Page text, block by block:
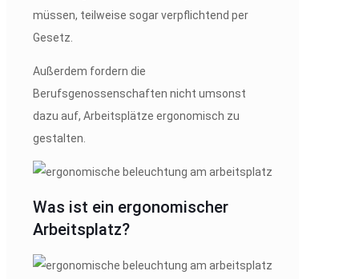
müssen, teilweise sogar verpflichtend per
Gesetz.
Außerdem fordern die
Berufsgenossenschaften nicht umsonst
dazu auf, Arbeitsplätze ergonomisch zu
gestalten.
Was ist ein ergonomischer
Arbeitsplatz?